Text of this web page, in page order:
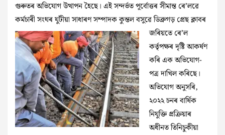
গুৰুতৰ অভিযোগ উত্থাপন হৈছে। এই সন্দৰ্ভত পূৰ্বোত্তৰ সীমান্ত ৰে’লৱে
কৰ্মচাৰী সংঘৰ যুটীয়া সাধাৰণ সম্পাদক কুন্তল বসুৱে ডিব্ৰুগড় প্ৰেছ ক্লাবৰ
জৰিয়তে ৰে’ল
কৰ্তৃপক্ষৰ দৃষ্টি আকৰ্ষণ
কৰি এক অভিযোগ-
পত্ৰ দাখিল কৰিছে। ​
অভিযোগ অনুসৰি,
২০২২ চনৰ বাৰ্ষিক
নিযুক্তি প্ৰক্ৰিয়াৰ
অধীনত তিনিচুকীয়া